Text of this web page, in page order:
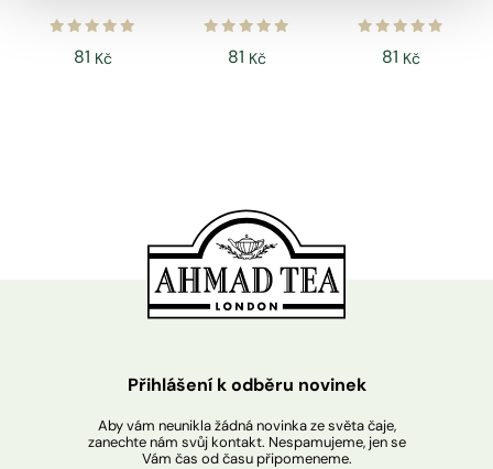
81 Kč 81 Kč 81 Kč
Přihlášení k odběru novinek
Aby vám neunikla žádná novinka ze světa čaje,
zanechte nám svůj kontakt. Nespamujeme, jen se
Vám čas od času připomeneme.